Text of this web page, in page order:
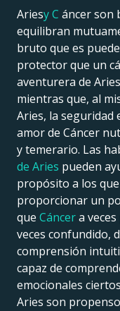
Ariesy C áncer son
equilibran
bruto que es
protector que un
aventurera de
mientras que, al
Aries, la seguridad
amor de Cáncer
y temerario. Las
de Aries pueden
propósito a los
proporcionar un
que Cáncera
veces confundido,
comprensión
capaz de
emocionales
Aries son